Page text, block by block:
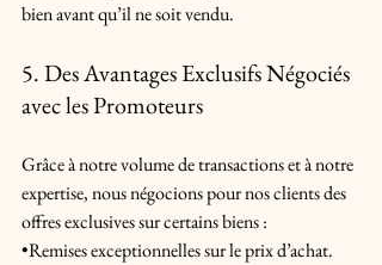
bien avant qu’il ne soit vendu.
5. Des Avantages Exclusifs Négociés
avec les Promoteurs
Grâce à notre volume de transactions et à notre
expertise, nous négocions pour nos clients des
offres exclusives sur certains biens :
•Remises exceptionnelles sur le prix d’achat.